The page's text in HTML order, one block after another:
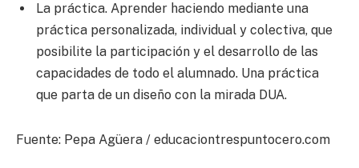
La práctica. Aprender haciendo mediante una
práctica personalizada, individual y colectiva, que
posibilite la participación y el desarrollo de las
capacidades de todo el alumnado. Una práctica
que parta de un diseño con la mirada DUA.
Fuente: Pepa Agüera / educaciontrespuntocero.com